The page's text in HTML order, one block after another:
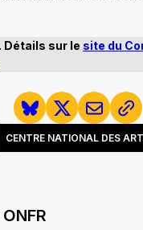
Détails sur le site du
CENTRE NATIONAL DES